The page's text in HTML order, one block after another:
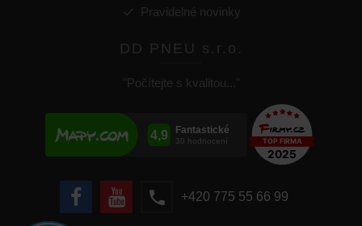
Pravidelné novinky
DD PNEU s.r.o.
"Počítejte s kvalitou..."
+420 775 55 66 99